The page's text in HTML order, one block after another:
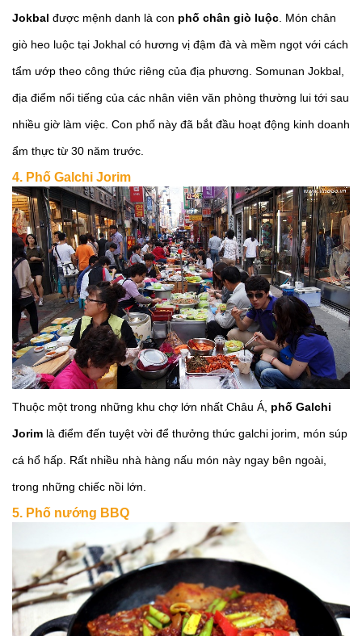
Jokbal được mệnh danh là con phố chân giò luộc . Món chân
giò heo luộc tại Jokhal có hương vị đậm đà và mềm ngọt với cách
tẩm ướp theo công thức riêng của địa phương. Somunan Jokbal,
địa điểm nổi tiếng của các nhân viên văn phòng thường lui tới sau
nhiều giờ làm việc. Con phố này đã bắt đầu hoạt động kinh doanh
ẩm thực từ 30 năm trước.
4. Phố Galchi Jorim
Thuộc một trong những khu chợ lớn nhất Châu Á, phố Galchi
Jorim là điểm đến tuyệt vời để thưởng thức galchi jorim, món súp
cá hổ hấp. Rất nhiều nhà hàng nấu món này ngay bên ngoài,
trong những chiếc nồi lớn.
5. Phố nướng BBQ